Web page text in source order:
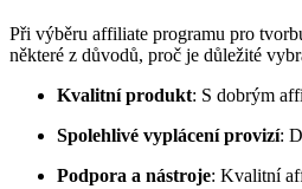
Při výběru affiliate programu pro
některé z důvodů, proč je důležité
Kvalitní produkt: S dobrým
Spolehlivé vyplácení provizí:
Podpora a nástroje: Kvalitní